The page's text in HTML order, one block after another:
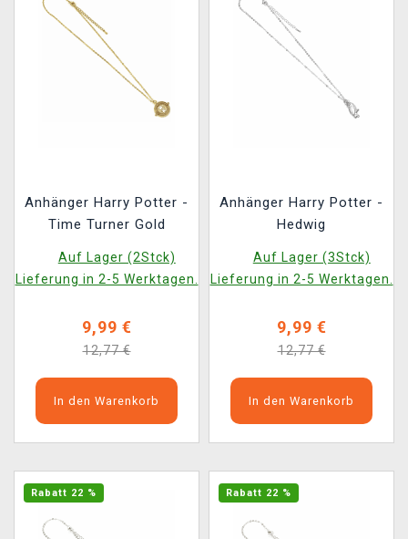
Anhänger Harry Potter -
Time Turner Gold
Auf Lager (2Stck)
Lieferung in 2-5 Werktagen.
9,99 €
12,77 €
In den Warenkorb
Anhänger Harry Potter -
Hedwig
Auf Lager (3Stck)
Lieferung in 2-5 Werktagen.
9,99 €
12,77 €
In den Warenkorb
Rabatt 22 % Rabatt 22 %